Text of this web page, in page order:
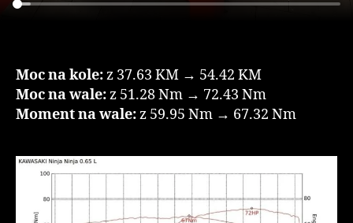
Moc na kole:z 37.63 KM → 54.42 KM
Moc na wale:z 51.28 Nm → 72.43 Nm
Moment na wale:z 59.95 Nm → 67.32 Nm